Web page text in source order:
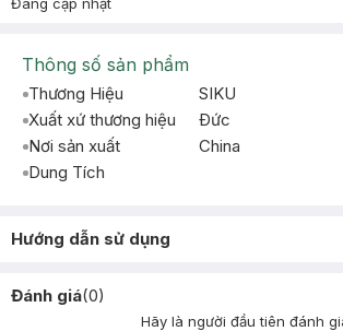
Thông số sản phẩm
Thương Hiệu
SIKU
Xuất xứ thương hiệu
Ðức
Nơi sản xuất
China
Dung Tích
Hướng dẫn sử dụng
Đánh giá(0)
Hãy là người đầu tiên đánh